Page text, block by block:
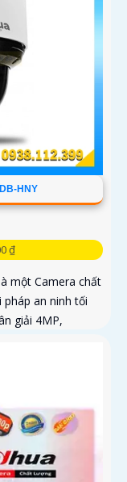
HNY
₫
một Camera chất
an ninh tối
giải 4MP,